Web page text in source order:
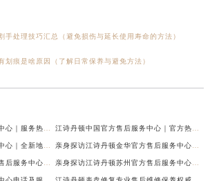
手处理技巧汇总（避免损伤与延长使用寿命的方法）
划痕是啥原因（了解日常保养与避免方法）
江诗丹顿中国官方售后服务中心｜服务热线及全部维修地址权威信息通告（2026年7月最新） 江诗丹顿中国官方售后服务中心｜官方热线与门店地址权威信息声明（2026年7月最新）
江诗丹顿中国官方售后服务中心｜全新地址及售后电话权威信息通告（2026年7月最新） 亲身探访江诗丹顿金华官方售后服务中心｜全新地址电话（2026年7月最新）
亲身探访江诗丹顿杭州官方售后服务中心｜全部网点地址电话（2026年7月最新） 亲身探访江诗丹顿苏州官方售后服务中心｜完整地址与联系电话（2026年7月最新）